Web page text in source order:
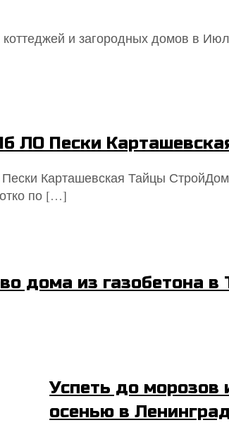
и загородных домов в
ЛО Пески
Карташевская Тайцы
по […]
дома из газобетона в
Успеть до морозов
осенью в